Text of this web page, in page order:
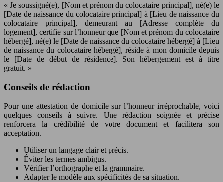
« Je soussigné(e), [Nom et prénom du colocataire principal], né(e) le
[Date de naissance du colocataire principal] à [Lieu de naissance du
colocataire principal], demeurant au [Adresse complète du
logement], certifie sur l’honneur que [Nom et prénom du colocataire
hébergé], né(e) le [Date de naissance du colocataire hébergé] à [Lieu
de naissance du colocataire hébergé], réside à mon domicile depuis
le [Date de début de résidence]. Son hébergement est à titre
gratuit. »
Conseils de rédaction
Pour une attestation de domicile sur l’honneur irréprochable, voici
quelques conseils à suivre. Une rédaction soignée et précise
renforcera la crédibilité de votre document et facilitera son
acceptation.
Utiliser un langage clair et précis.
Éviter les termes ambigus.
Vérifier l’orthographe et la grammaire.
Adapter le modèle aux spécificités de sa situation.